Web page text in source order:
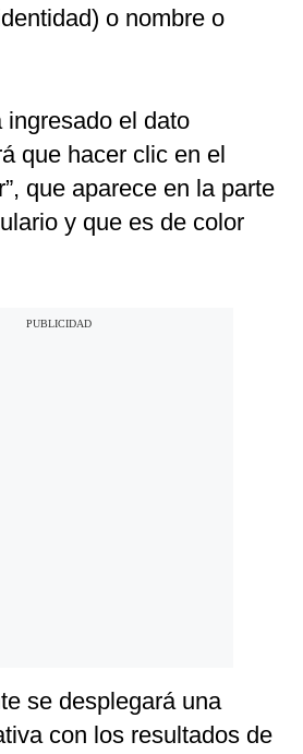
o nombre o
ingresado el dato
que hacer clic en el
que aparece en la parte
y que es de color
se desplegará una
con los resultados de